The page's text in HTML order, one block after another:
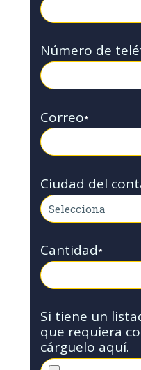
Número de
Correo*
Ciudad del
Cantidad*
Si tiene un
que requiera
cárguelo aquí.